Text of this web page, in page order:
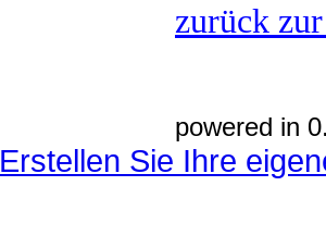
zurück
powered in
Erstellen Sie Ihre